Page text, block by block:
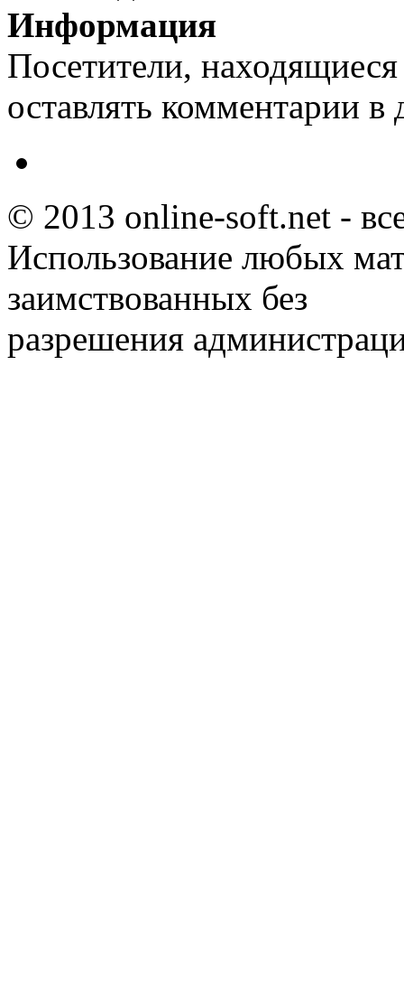
Информация
Посетители,
оставлять комментарии в
© 2013 online-soft.net -
Использование любых
заимствованных без
разрешения